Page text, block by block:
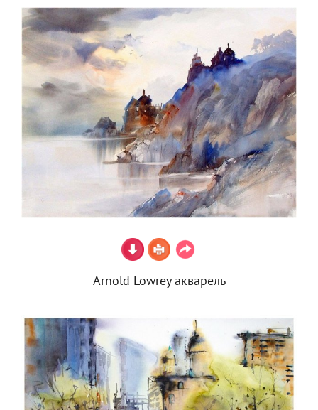
Arnold Lowrey акварель